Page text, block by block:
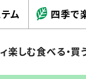
ム 四季で
楽しむ食べる・買